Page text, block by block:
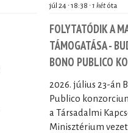
júl 24 ∙ 18:38 ∙1 hétóta
FOLYTATÓDIK A
TÁMOGATÁSA -
BONO PUBLICO
2026. július 23-án
Publico
a Társadalmi
Minisztérium